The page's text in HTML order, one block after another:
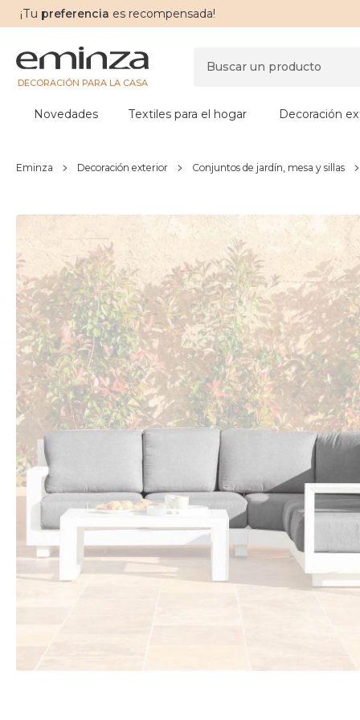
¡Tu preferencia es recompensada!
DECORACIÓN PARA LA CASA
Novedades Textiles para el hogar Decoración
Eminza Decoración exterior Conjuntos de jardín, mesa y sillas